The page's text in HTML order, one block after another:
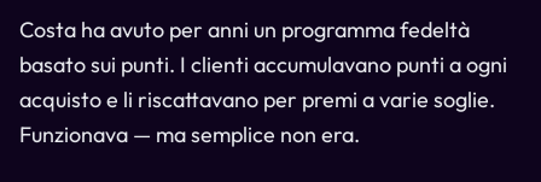
Costa ha avuto per anni un programma fedeltà
basato sui punti. I clienti accumulavano punti a ogni
acquisto e li riscattavano per premi a varie soglie.
Funzionava — ma semplice non era.